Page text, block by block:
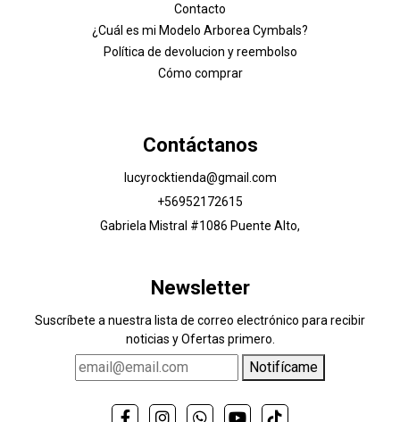
Contacto
¿Cuál es mi Modelo Arborea Cymbals?
Política de devolucion y reembolso
Cómo comprar
Contáctanos
lucyrocktienda@gmail.com
+56952172615
Gabriela Mistral #1086 Puente Alto,
Newsletter
Suscríbete a nuestra lista de correo electrónico para recibir
noticias y Ofertas primero.
Notifícame